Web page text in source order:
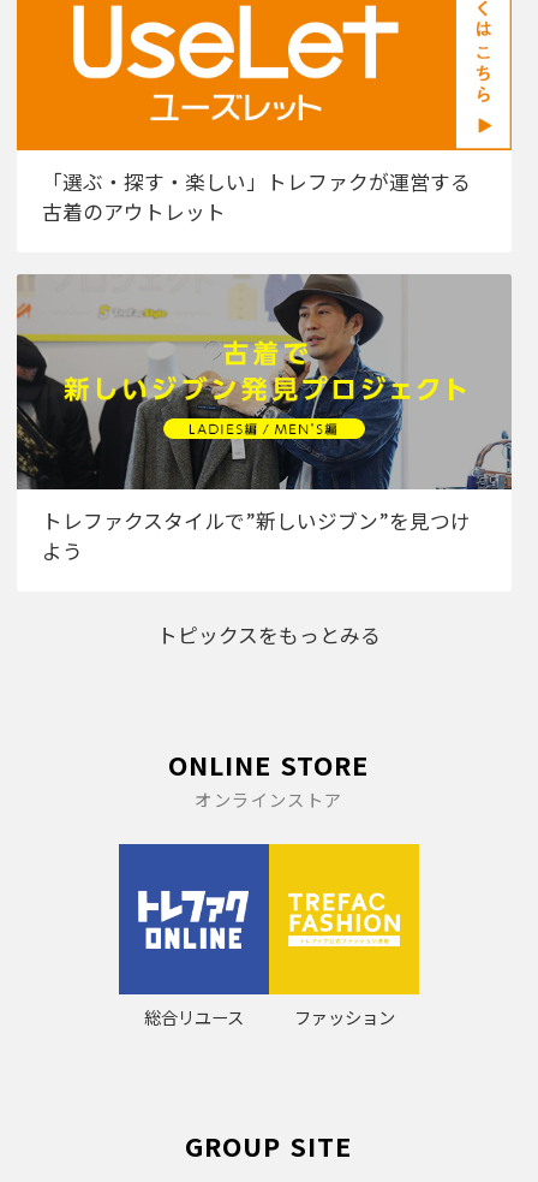
「選ぶ・探す・楽しい」トレファクが運営する
古着のアウトレット
トレファクスタイルで”新しいジブン”を見つけ
よう
トピックスをもっとみる
ONLINE STORE
オンラインストア
総合リユース ファッション
GROUP SITE